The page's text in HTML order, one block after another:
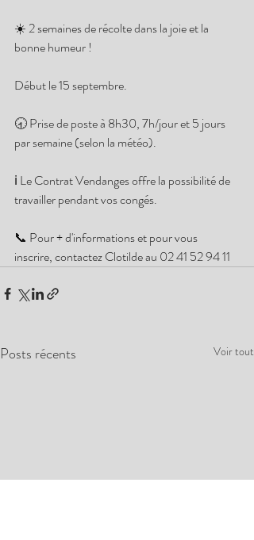
☀️ 2 semaines de récolte dans la joie et la
bonne humeur !
Début le 15 septembre.
🕣 Prise de poste à 8h30, 7h/jour et 5 jours
par semaine (selon la météo).
ℹ️ Le Contrat Vendanges offre la possibilité de
travailler pendant vos congés.
📞 Pour + d'informations et pour vous
inscrire, contactez Clotilde au 02 41 52 94 11
Posts récents Voir tout